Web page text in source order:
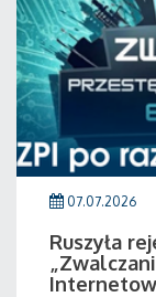
07.07.2026
Ruszyła